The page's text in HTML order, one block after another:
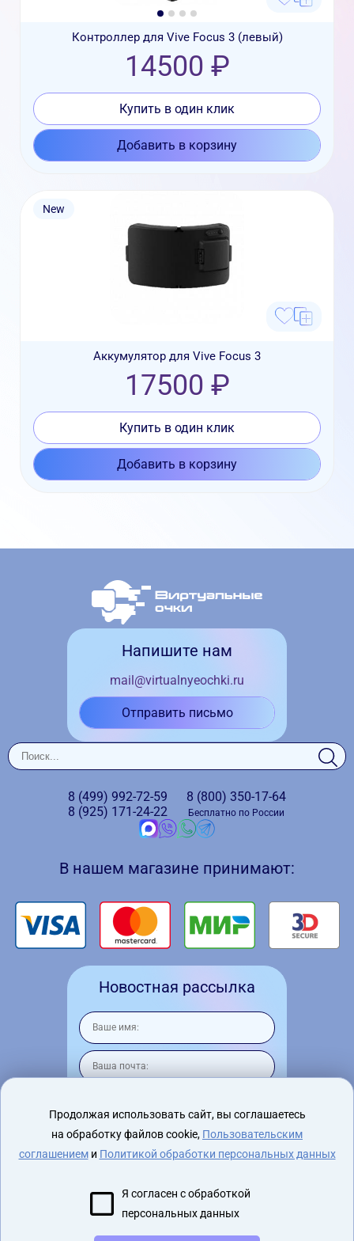
Контроллер для Vive Focus 3 (левый)
14500 ₽
Купить в один клик
Добавить в корзину
New
Аккумулятор для Vive Focus 3
17500 ₽
Купить в один клик
Добавить в корзину
Напишите нам
mail@virtualnyeochki.ru
Отправить письмо
8 (499) 992-72-59
8 (925) 171-24-22
8 (800) 350-17-64
Бесплатно по России
В нашем магазине принимают:
Новостная рассылка
Я согласен на обработку персональных
данных
2015 - 2026 virtualnyeochki.ru
Продолжая использовать сайт, вы соглашаетесь
на обработку файлов cookie, Пользовательским
соглашениеми Политикой обработки персональных данных
Я согласен с обработкой
персональных данных